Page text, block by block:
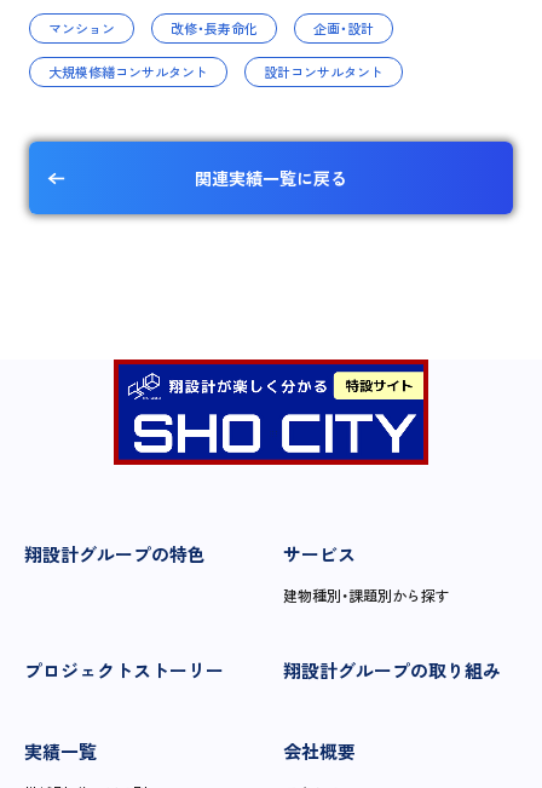
マンション 改修・長寿命化 企画・設計
大規模修繕コンサルタント 設計コンサルタント
関連実績一覧に戻る
翔設計グループの特色 サービス
建物種別・課題別から探す
プロジェクトストーリー 翔設計グループの取り組み
実績一覧 会社概要